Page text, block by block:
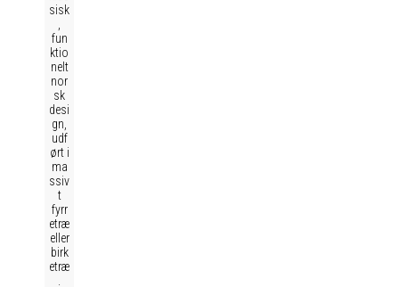
sisk
fun
ktio
nelt
nor
sk
desi
gn,
udf
ørt i
ma
ssiv
t
fyrr
etræ
eller
birk
etræ